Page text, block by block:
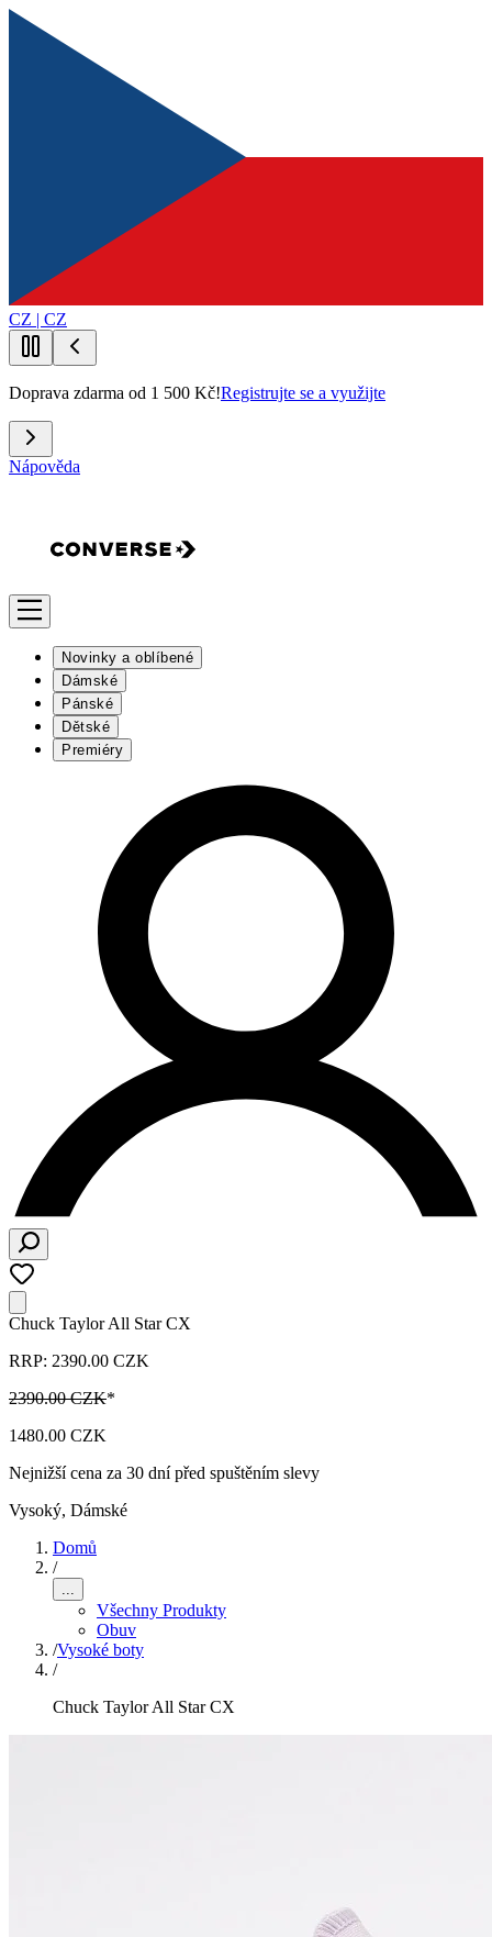
CZ | CZ
Doprava zdarma od 1 500 Kč!Registrujte se a využijte
Nápověda
Novinky a oblíbené
Dámské
Pánské
Dětské
Premiéry
Chuck Taylor All Star CX
RRP: 2390.00 CZK
2390.00 CZK*
1480.00 CZK
Nejnižší cena za 30 dní před spuštěním slevy
Vysoký, Dámské
Domů
/
...
Všechny Produkty
Obuv
/Vysoké boty
/
Chuck Taylor All Star CX